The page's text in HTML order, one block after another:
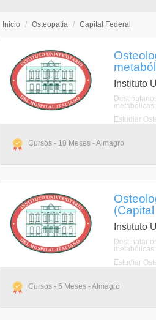
Inicio / Osteopatía / Capital Federal
Instituto
Estudiar
Cursos - 10 Meses - Almagro
Instituto
Estudiar
Cursos - 5 Meses - Almagro